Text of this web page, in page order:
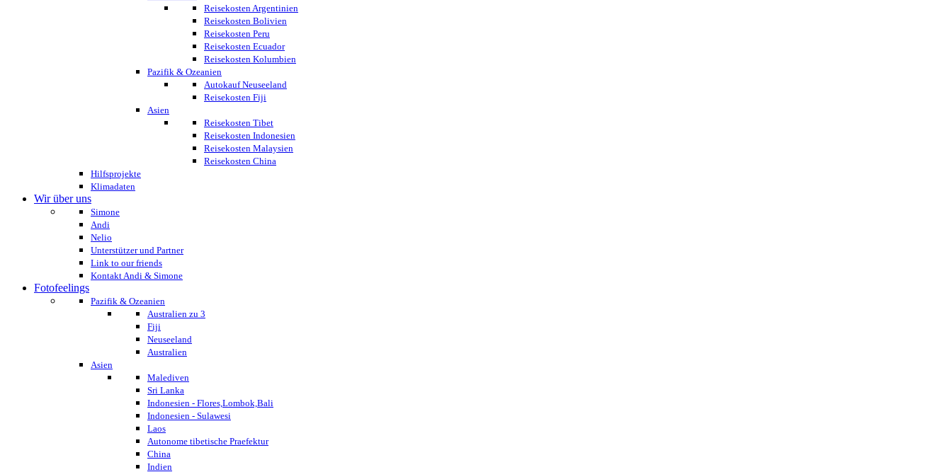
Reisekosten Argentinien
Reisekosten Bolivien
Reisekosten Peru
Reisekosten Ecuador
Reisekosten Kolumbien
Pazifik & Ozeanien
Autokauf Neuseeland
Reisekosten Fiji
Asien
Reisekosten Tibet
Reisekosten Indonesien
Reisekosten Malaysien
Reisekosten China
Hilfsprojekte
Klimadaten
Wir über uns
Simone
Andi
Nelio
Unterstützer und Partner
Link to our friends
Kontakt Andi & Simone
Fotofeelings
Pazifik & Ozeanien
Australien zu 3
Fiji
Neuseeland
Australien
Asien
Malediven
Sri Lanka
Indonesien - Flores,Lombok,Bali
Indonesien - Sulawesi
Laos
Autonome tibetische Praefektur
China
Indien